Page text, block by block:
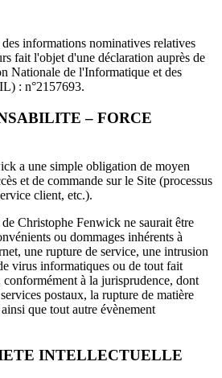
informations nominatives relatives
fait l'objet d'une déclaration auprès de
Nationale de l'Informatique et des
: n°2157693.
– FORCE
a une simple obligation de moyen
et de commande sur le Site (processus
client, etc.).
Christophe Fenwick ne saurait être
ou dommages inhérents à
une rupture de service, une intrusion
virus informatiques ou de tout fait
à la jurisprudence, dont
postaux, la rupture de matière
que tout autre évènement
INTELLECTUELLE